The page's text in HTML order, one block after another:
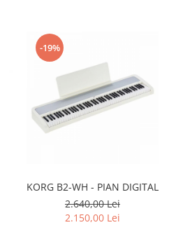
-19%
KORG B2-WH - PIAN DIGITAL
2.640,00 Lei
2.150,00 Lei